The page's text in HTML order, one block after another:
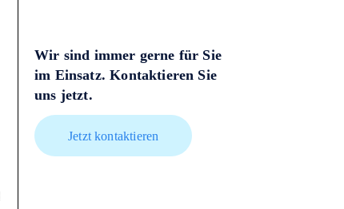
Wir sind immer gerne für Sie
im Einsatz. Kontaktieren Sie
uns jetzt.
Jetzt kontaktieren